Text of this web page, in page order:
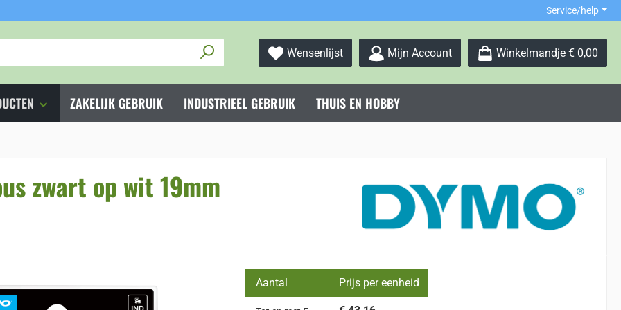
Service/help
WensenlijstJe hebt 0 items op je verlanglijstje
Mijn Account Winkelmandje € 0,00
ZAKELIJK GEBRUIK INDUSTRIEEL GEBRUIK THUIS EN HOBBY
zwart op wit 19mm
Aantal Prijs per eenheid